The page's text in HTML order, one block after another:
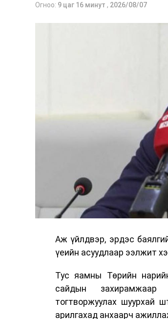
Огноо: 9 цаг 16 минут , 2026/08/07
Аж үйлдвэр, эрдэс
үеийн асуудлаар ээлжит
Тус яамны Төрийн
сайдын захирамжаар
тогтворжуулах шуурхай
арилгахад анхаарч